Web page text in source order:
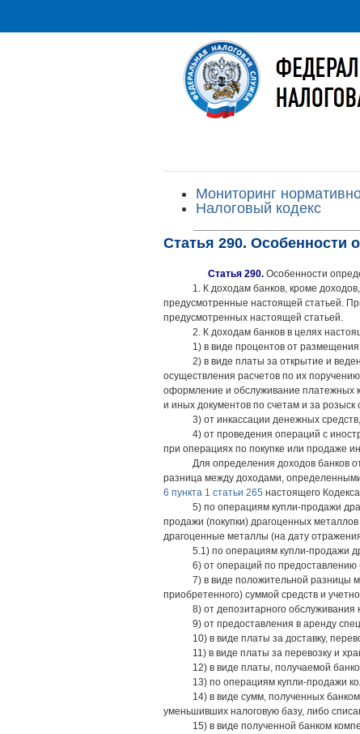
Мониторинг
Налоговый кодекс
Статья 290. Особенности
Статья 290. Особенности
1. К доходам банков, кроме
предусмотренные настоящей статьей.
предусмотренных настоящей статьей.
2. К доходам банков в целях
1) в виде процентов от
2) в виде платы за открытие и
осуществления расчетов по их
оформление и обслуживание платежных
и иных документов по счетам и за розыск
3) от инкассации денежных
4) от проведения операций с
при операциях по покупке или продаже
Для определения доходов банков
разница между доходами, определенными
6 пункта 1 статьи 265 настоящего
5) по операциям купли-продажи
продажи (покупки) драгоценных
драгоценные металлы (на дату
5.1) по операциям купли-продажи
6) от операций по предоставлению
7) в виде положительной разницы
приобретенного) суммой средств и
8) от депозитарного обслуживания
9) от предоставления в аренду
10) в виде платы за доставку,
11) в виде платы за перевозку и
12) в виде платы, получаемой
13) по операциям купли-продажи
14) в виде сумм, полученных
уменьшивших налоговую базу, либо
15) в виде полученной банком